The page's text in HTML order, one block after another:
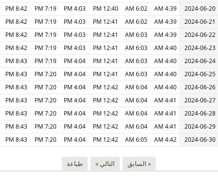
2024-06-20
4:39 AM
6:02 AM
12:40 PM
4:03 PM
7:19 PM
8:42 PM
2024-06-21
4:39 AM
6:02 AM
12:41 PM
4:03 PM
7:19 PM
8:42 PM
2024-06-22
4:39 AM
6:03 AM
12:41 PM
4:03 PM
7:19 PM
8:42 PM
2024-06-23
4:40 AM
6:03 AM
12:41 PM
4:03 PM
7:19 PM
8:42 PM
2024-06-24
4:40 AM
6:03 AM
12:41 PM
4:04 PM
7:19 PM
8:43 PM
2024-06-25
4:40 AM
6:03 AM
12:41 PM
4:04 PM
7:20 PM
8:43 PM
2024-06-26
4:40 AM
6:04 AM
12:42 PM
4:04 PM
7:20 PM
8:43 PM
2024-06-27
4:41 AM
6:04 AM
12:42 PM
4:04 PM
7:20 PM
8:43 PM
2024-06-28
4:41 AM
6:04 AM
12:42 PM
4:04 PM
7:20 PM
8:43 PM
2024-06-29
4:41 AM
6:04 AM
12:42 PM
4:04 PM
7:20 PM
8:43 PM
2024-06-30
4:42 AM
6:05 AM
12:42 PM
4:04 PM
7:20 PM
8:43 PM
« السابق التالي » طباعة